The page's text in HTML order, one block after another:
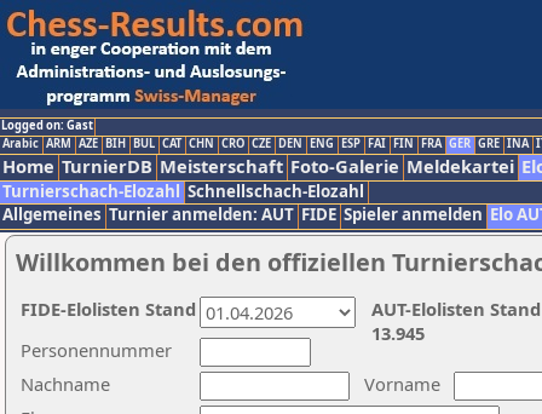
Logged on: Gast
Arabic ARM AZE BIH BUL CAT CHN CRO CZE DEN ENG ESP FAI FIN FRA GER GRE INA
Home TurnierDB Meisterschaft Foto-Galerie Meldekartei
Turnierschach-Elozahl Schnellschach-Elozahl
Allgemeines Turnier anmelden: AUT FIDE Spieler anmelden Elo
Willkommen bei den offiziellen
Nachname
Vorname
Personennummer
AUT-Elolisten
13.945
FIDE-Elolisten Stand